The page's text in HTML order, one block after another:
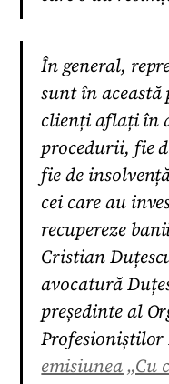
În general,
sunt în această
clienți aflați în
procedurii, fie
fie de
cei care au
recupereze
Cristian
avocatură
președinte al
Profesioniștilor
emisiunea „Cu